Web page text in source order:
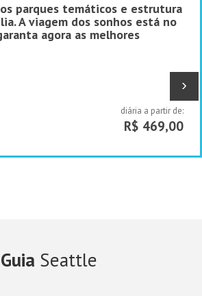
parques temáticos e estrutura
A viagem dos sonhos está no
agora as melhores
diária a partir de:
R$ 469,00
›
Guia Seattle